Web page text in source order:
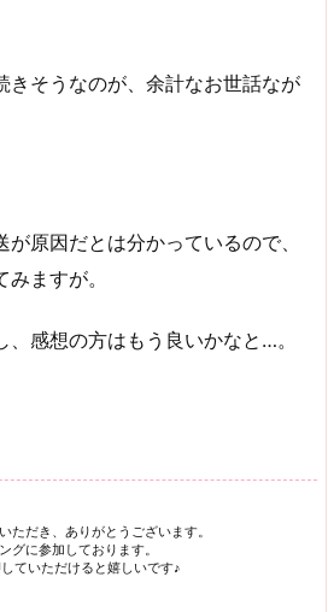
きそうなのが、余計なお世話なが
原因だとは分かっているので、
ますが。
感想の方はもう良いかなと…。
ただき、ありがとうございます。
グに参加しております。
ていただけると嬉しいです♪